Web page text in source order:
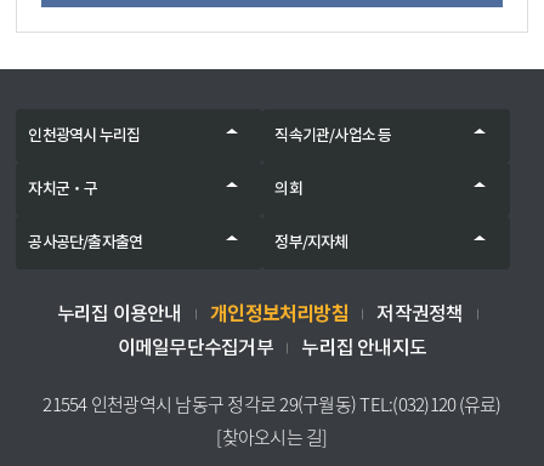
인천광역시 누리집 직속기관/사업소 등
자치군‧구 의회
공사공단/출자출연 정부/지자체
누리집 이용안내 개인정보처리방침
저작권정책
이메일무단수집거부
누리집 안내지도
21554 인천광역시 남동구 정각로 29(구월동) TEL:(032)120 (유료)
[찾아오시는 길]